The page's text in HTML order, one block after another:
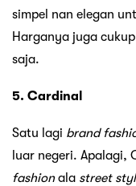
simpel nan elegan
Harganya juga
saja.
5. Cardinal
Satu lagi brand
luar negeri. Apalagi,
fashionala street